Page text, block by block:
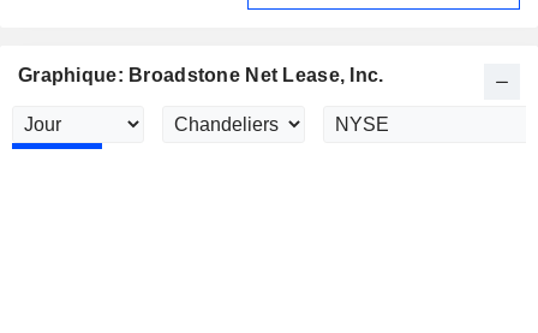
Graphique: Broadstone Net Lease, Inc.